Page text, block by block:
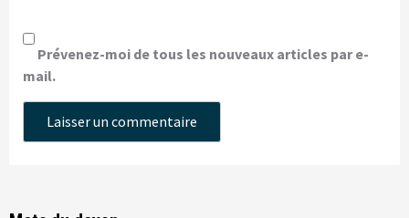
Prévenez-moi de tous les nouveaux articles par e-
mail.